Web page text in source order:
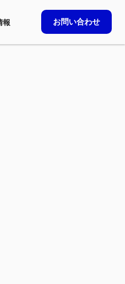
報 お問い合わせ